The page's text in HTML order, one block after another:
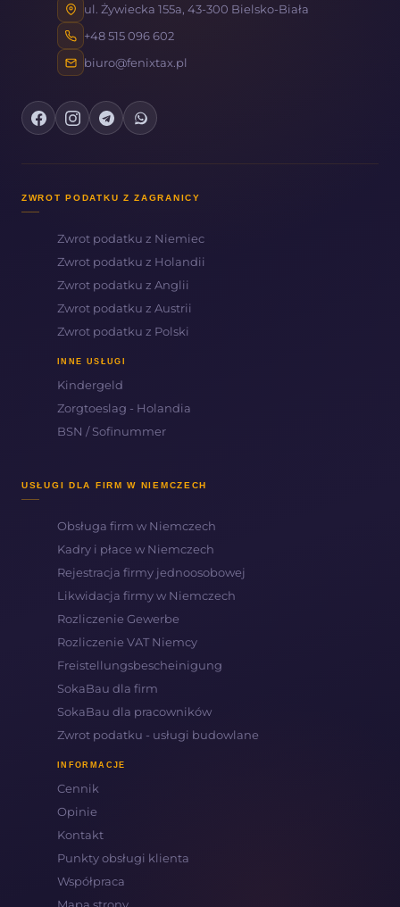
ul. Żywiecka 155a, 43-300 Bielsko-Biała
+48 515 096 602
biuro@fenixtax.pl
ZWROT PODATKU Z ZAGRANICY
Zwrot podatku z Niemiec
Zwrot podatku z Holandii
Zwrot podatku z Anglii
Zwrot podatku z Austrii
Zwrot podatku z Polski
INNE USŁUGI
Kindergeld
Zorgtoeslag - Holandia
BSN / Sofinummer
USŁUGI DLA FIRM W NIEMCZECH
Obsługa firm w Niemczech
Kadry i płace w Niemczech
Rejestracja firmy jednoosobowej
Likwidacja firmy w Niemczech
Rozliczenie Gewerbe
Rozliczenie VAT Niemcy
Freistellungsbescheinigung
SokaBau dla firm
SokaBau dla pracowników
Zwrot podatku - usługi budowlane
INFORMACJE
Cennik
Opinie
Kontakt
Punkty obsługi klienta
Współpraca